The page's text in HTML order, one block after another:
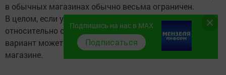
в обычных магазинах обычно весьма ограничен.
В целом, если у вас есть какие-то свои предпочтения
относительно сухофруктов, наиболее подходящий
вариант может быть удобнее найти именно в интернет-
магазине.
Подпишись на нас в MAX
Подписаться